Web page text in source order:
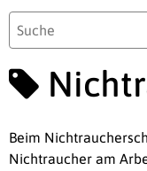
Beim
Nichtraucher am